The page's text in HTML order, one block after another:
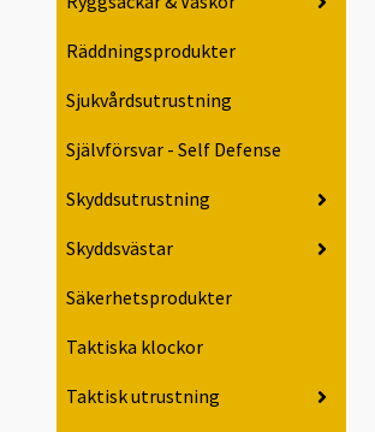
Räddningsprodukter
Sjukvårdsutrustning
Självförsvar - Self Defense
Skyddsutrustning
Skyddsvästar
Säkerhetsprodukter
Taktiska klockor
Taktisk utrustning